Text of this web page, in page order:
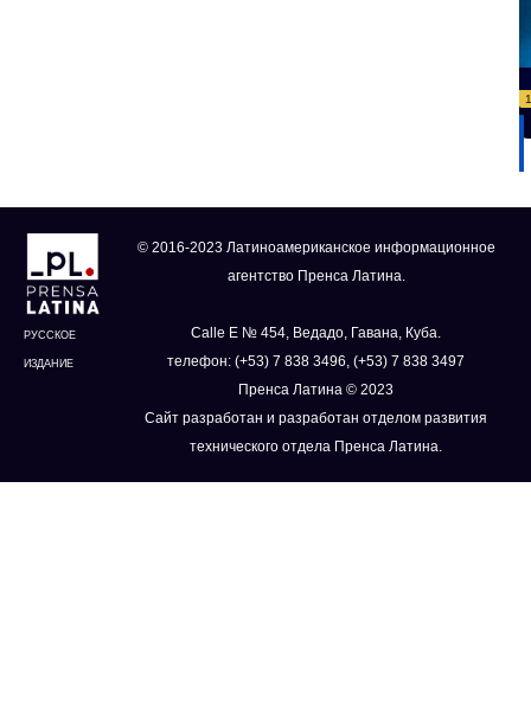
РУССКОЕ
ИЗДАНИЕ
© 2016-2023 Латиноамериканское информационное
агентство Пренса Латина.
Calle E № 454, Ведадо, Гавана, Куба.
телефон: (+53) 7 838 3496, (+53) 7 838 3497
Пренса Латина © 2023
Сайт разработан и разработан отделом развития
технического отдела Пренса Латина.